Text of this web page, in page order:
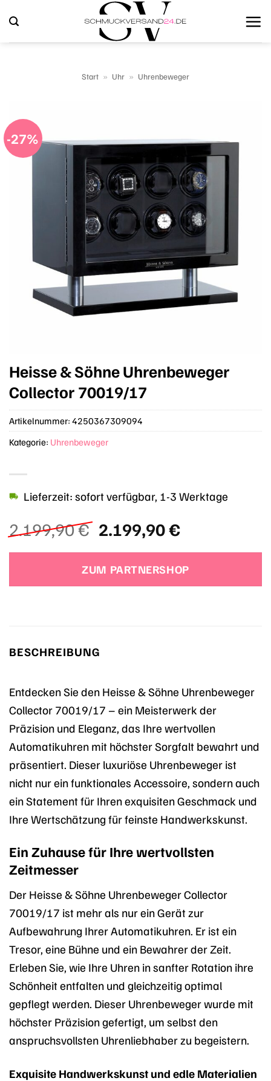
Inhalt
springen
Start » Uhr » Uhrenbeweger
-27%
Heisse & Söhne Uhrenbeweger
Collector 70019/17
2.199,90€ Ursprünglicher
war:
2.199,90 €
2.199,90€Aktueller
ist:
2.199,90 €.
Lieferzeit: sofort verfügbar, 1-3 Werktage
ZUM PARTNERSHOP
Artikelnummer: 4250367309094
Kategorie: Uhrenbeweger
BESCHREIBUNG
Entdecken Sie den Heisse & Söhne Uhrenbeweger
Collector 70019/17 – ein Meisterwerk der
Präzision und Eleganz, das Ihre wertvollen
Automatikuhren mit höchster Sorgfalt bewahrt und
präsentiert. Dieser luxuriöse Uhrenbeweger ist
nicht nur ein funktionales Accessoire, sondern auch
ein Statement für Ihren exquisiten Geschmack und
Ihre Wertschätzung für feinste Handwerkskunst.
Ein Zuhause für Ihre wertvollsten
Zeitmesser
Der Heisse & Söhne Uhrenbeweger Collector
70019/17 ist mehr als nur ein Gerät zur
Aufbewahrung Ihrer Automatikuhren. Er ist ein
Tresor, eine Bühne und ein Bewahrer der Zeit.
Erleben Sie, wie Ihre Uhren in sanfter Rotation ihre
Schönheit entfalten und gleichzeitig optimal
gepflegt werden. Dieser Uhrenbeweger wurde mit
höchster Präzision gefertigt, um selbst den
anspruchsvollsten Uhrenliebhaber zu begeistern.
Exquisite Handwerkskunst und edle Materialien